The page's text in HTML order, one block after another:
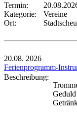
Termin:
Kategorie:
Vereine
Ort:
20.08. 2026
Ferienprogramm-
Beschreibung: